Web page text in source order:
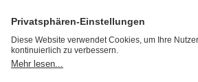
CRM
Cloud
Blockchain
Big Data